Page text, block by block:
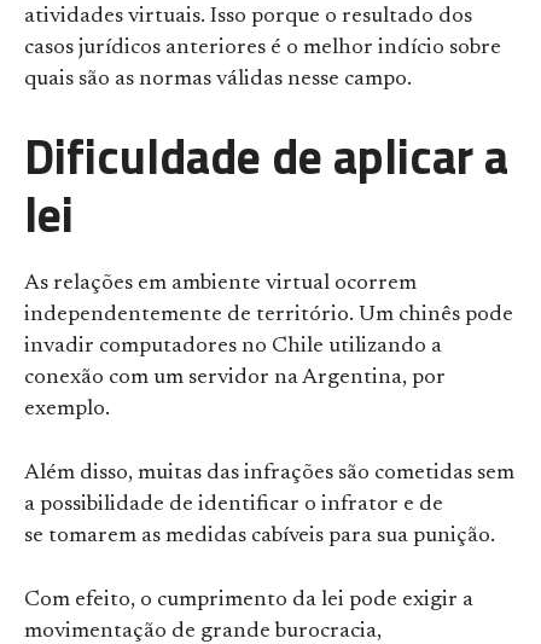
atividades virtuais. Isso porque o resultado dos
casos jurídicos anteriores é o melhor indício sobre
quais são as normas válidas nesse campo.
Dificuldade de aplicar a
lei
As relações em ambiente virtual ocorrem
independentemente de território. Um chinês pode
invadir computadores no Chile utilizando a
conexão com um servidor na Argentina, por
exemplo.
Além disso, muitas das infrações são cometidas sem
a possibilidade de identificar o infrator e de
se tomarem as medidas cabíveis para sua punição.
Com efeito, o cumprimento da lei pode exigir a
movimentação de grande burocracia,